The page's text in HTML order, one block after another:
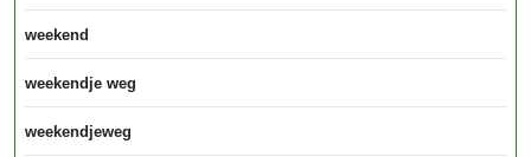
weekend
weekendje weg
weekendjeweg